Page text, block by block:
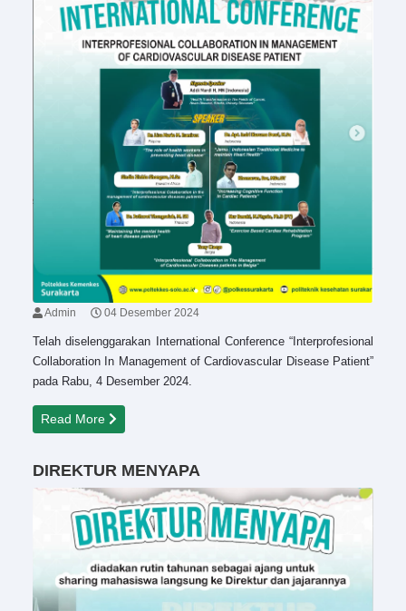
Admin 04 Desember 2024
Telah diselenggarakan International Conference “Interprofesional
Collaboration In Management of Cardiovascular Disease Patient”
pada Rabu, 4 Desember 2024.
Read More
DIREKTUR MENYAPA